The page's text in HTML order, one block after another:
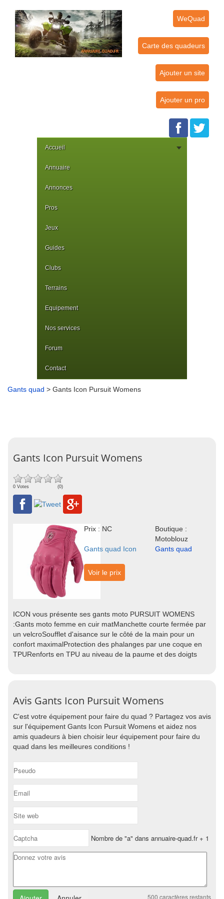
WeQuad
Carte des quadeurs
Ajouter un site
Ajouter un pro
Accueil
Annuaire
Annonces
Pros
Jeux
Guides
Clubs
Terrains
Equipement
Nos services
Forum
Contact
Gants quad > Gants Icon Pursuit Womens
Gants Icon Pursuit Womens
0 Votes (0)
Prix : NC
Boutique :
Motoblouz
Gants quad Icon
Gants quad
Voir le prix
ICON vous présente ses gants moto PURSUIT WOMENS
:Gants moto femme en cuir matManchette courte fermée par
un velcroSoufflet d'aisance sur le côté de la main pour un
confort maximalProtection des phalanges par une coque en
TPURenforts en TPU au niveau de la paume et des doigts
Avis Gants Icon Pursuit Womens
C'est votre équipement pour faire du quad ? Partagez vos avis
sur l'équipement Gants Icon Pursuit Womens et aidez nos
amis quadeurs à bien choisir leur équipement pour faire du
quad dans les meilleures conditions !
Nombre de "a" dans annuaire-quad.fr + 1
500 caractères restants